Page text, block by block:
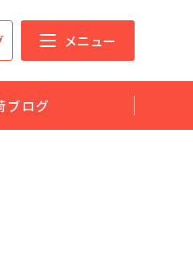
メニュー
ブログ